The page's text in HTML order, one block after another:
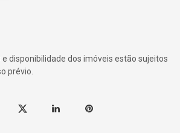
e disponibilidade dos imóveis estão sujeitos
prévio.
Twitter Linkedin Pinterest